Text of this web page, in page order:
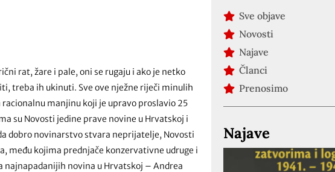
rat, žare i pale, oni se rugaju i ako je netko
treba ih ukinuti. Sve ove nježne riječi minulih
manjinu koji je upravo proslavio 25
su Novosti jedine prave novine u Hrvatskoj i
dobro novinarstvo stvara neprijatelje, Novosti
među kojima prednjače konzervativne udruge i
najnapadanijih novina u Hrvatskoj – Andrea
Sve objave
Novosti
Najave
Članci
Prenosimo
Najave